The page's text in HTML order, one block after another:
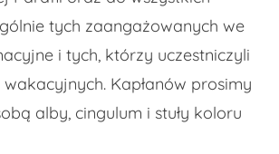
tych zaangażowanych we
i tych, którzy uczestniczyli
Kapłanów prosimy
alby, cingulum i stuły koloru